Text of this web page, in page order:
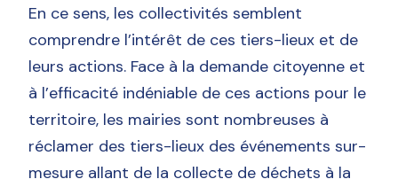
En ce sens, les collectivités semblent
comprendre l’intérêt de ces tiers-lieux et de
leurs actions. Face à la demande citoyenne et
à l’efficacité indéniable de ces actions pour le
territoire, les mairies sont nombreuses à
réclamer des tiers-lieux des événements sur-
mesure allant de la collecte de déchets à la